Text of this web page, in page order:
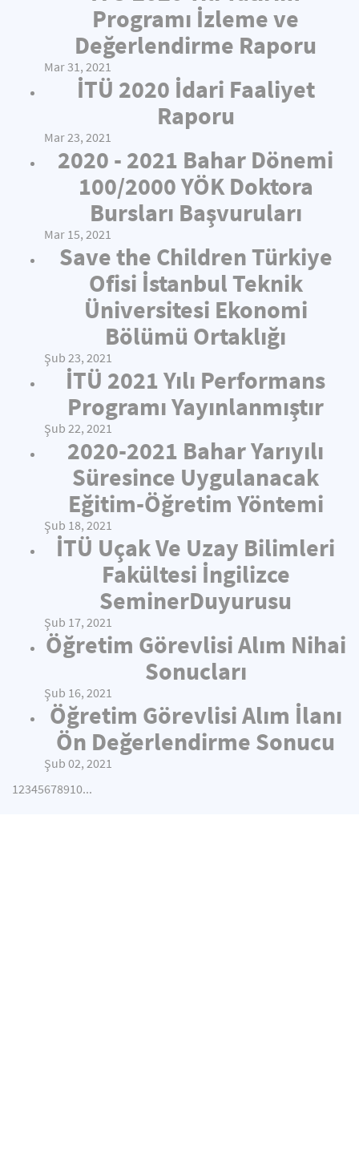
Programı İzleme ve
Değerlendirme Raporu
Mar 31, 2021
İTÜ 2020 İdari Faaliyet
Raporu
Mar 23, 2021
2020 - 2021 Bahar Dönemi
100/2000 YÖK Doktora
Bursları Başvuruları
Mar 15, 2021
Save the Children Türkiye
Ofisi İstanbul Teknik
Üniversitesi Ekonomi
Bölümü Ortaklığı
Şub 23, 2021
İTÜ 2021 Yılı Performans
Programı Yayınlanmıştır
Şub 22, 2021
2020-2021 Bahar Yarıyılı
Süresince Uygulanacak
Eğitim-Öğretim Yöntemi
Şub 18, 2021
İTÜ Uçak Ve Uzay Bilimleri
Fakültesi İngilizce
SeminerDuyurusu
Şub 17, 2021
Öğretim Görevlisi Alım Nihai
Sonucları
Şub 16, 2021
Öğretim Görevlisi Alım İlanı
Ön Değerlendirme Sonucu
Şub 02, 2021
12345678910...